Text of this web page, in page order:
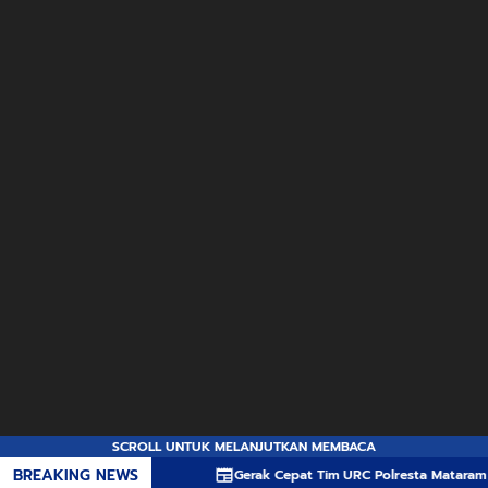
SCROLL UNTUK MELANJUTKAN MEMBACA
BREAKING NEWS Gerak Cepat Tim URC Polresta Mataram Ringkus